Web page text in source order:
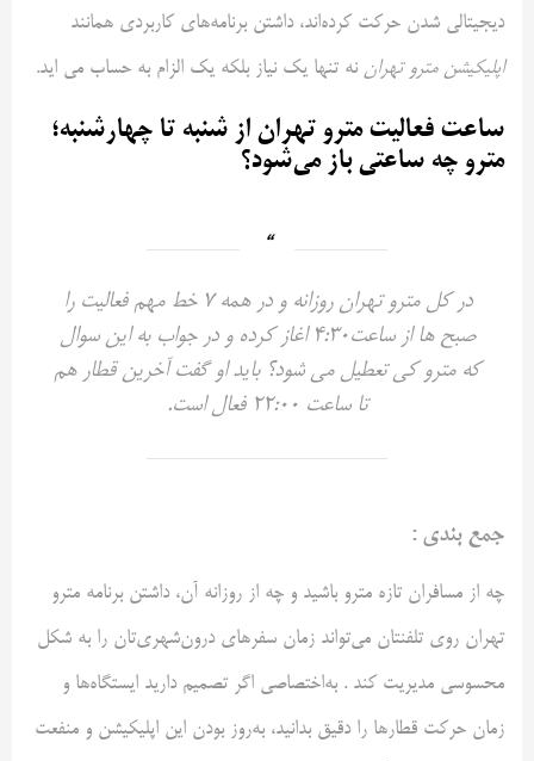
دیجیتالی شدن حرکت کرده‌اند، داشتن برنامه‌های کاربردی همانند
اپلیکیشن مترو تهران نه تنها یک نیاز بلکه یک الزام به حساب می اید.
ساعت فعالیت مترو تهران از شنبه تا چهارشنبه؛
مترو چه ساعتی باز می‌شود؟
در کل مترو تهران روزانه و در همه 7 خط مهم فعالیت را
صبح ‌ها از ساعت4:۳۰ اغاز کرده و در جواب به این سوال
که مترو کی تعطیل می شود؟ باید او گفت آخرین قطار هم
تا ساعت ۲۲:00 فعال است.
جمع بندی :
چه از مسافران تازه مترو باشید و چه از روزانه آن، داشتن برنامه مترو
تهران روی تلفنتان می‌تواند زمان سفرهای درون‌شهری‌تان را به شکل
محسوسی مدیریت کند . به‌اختصاصی اگر تصمیم دارید ایستگاه‌ها و
زمان حرکت قطارها را دقیق بدانید، به‌روز بودن این اپلیکیشن و منفعت